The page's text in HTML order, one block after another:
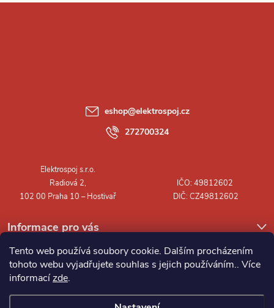
Tento web používá soubory cookie. Dalším procházením
tohoto webu vyjadřujete souhlas s jejich používáním.. Více
informacízde.
Informace pro vás
eshop@elektrospoj.cz
272700324